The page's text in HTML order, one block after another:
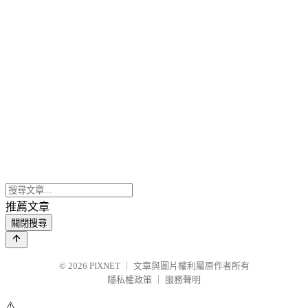
推薦文章
關閉搜尋
© 2026 PIXNET
文章與圖片權利屬原作者所有
隱私權政策
服務聲明
⚠️